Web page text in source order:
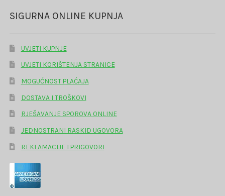
SIGURNA ONLINE KUPNJA
UVJETI KUPNJE
UVJETI KORIŠTENJA STRANICE
MOGUĆNOST PLAĆAJA
DOSTAVA I TROŠKOVI
RJEŠAVANJE SPOROVA ONLINE
JEDNOSTRANI RASKID UGOVORA
REKLAMACIJE I PRIGOVORI